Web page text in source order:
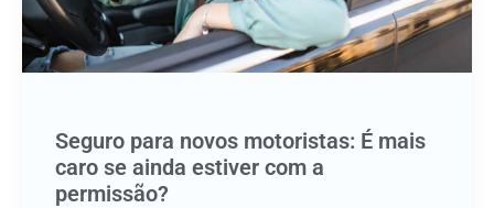
Seguro para novos motoristas: É mais
caro se ainda estiver com a
permissão?